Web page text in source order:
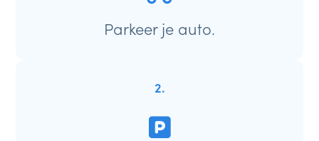
Parkeer je auto.
2.